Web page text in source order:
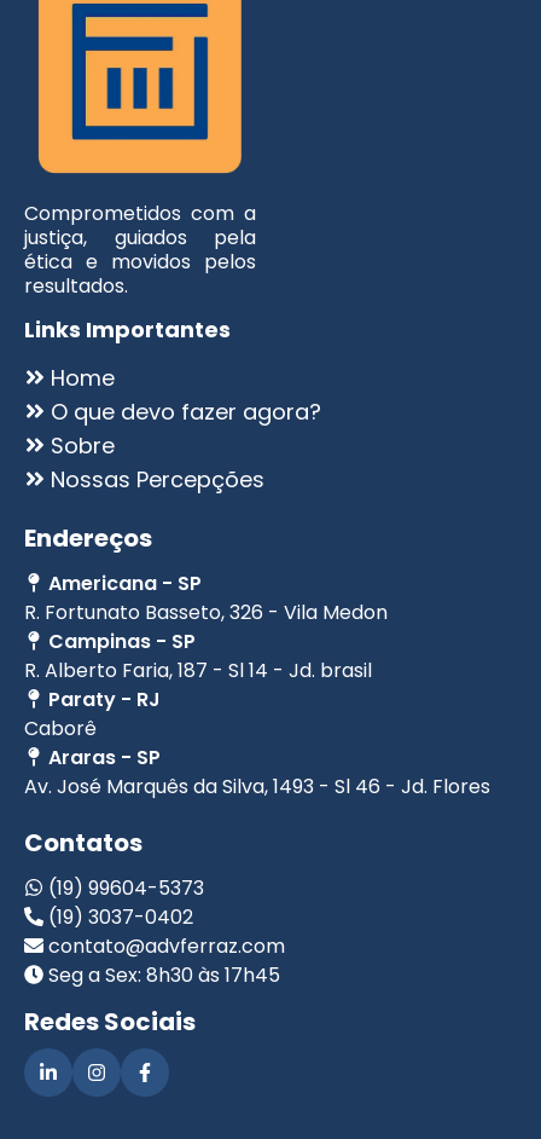
Comprometidos com a
justiça, guiados pela
ética e movidos pelos
resultados.
Links Importantes
Home
O que devo fazer agora?
Sobre
Nossas Percepções
Endereços
Americana - SP
R. Fortunato Basseto, 326 - Vila Medon
Campinas - SP
R. Alberto Faria, 187 - Sl 14 - Jd. brasil
Paraty - RJ
Caborê
Araras - SP
Av. José Marquês da Silva, 1493 - Sl 46 - Jd. Flores
Contatos
(19) 99604-5373
(19) 3037-0402
contato@advferraz.com
Seg a Sex: 8h30 às 17h45
Redes Sociais